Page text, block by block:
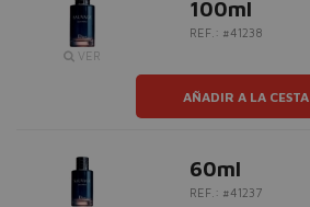
VER
100ml
REF.: #41238
AÑADIR A LA CESTA
60ml
REF.: #41237